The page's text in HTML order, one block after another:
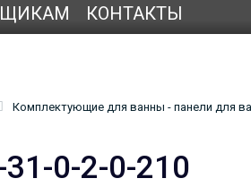
КОНТАКТЫ
Комплектующие для ванны - панели для
0-2-0-210